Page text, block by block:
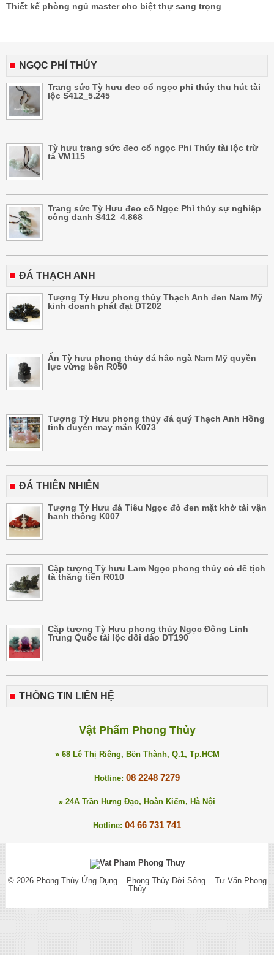
Thiết kế phòng ngủ master cho biệt thự sang trọng
NGỌC PHỈ THÚY
Trang sức Tỳ hưu đeo cổ ngọc phỉ thúy thu hút tài
lộc S412_5.245
Tỳ hưu trang sức đeo cổ ngọc Phỉ Thúy tài lộc trừ
tà VM115
Trang sức Tỳ Hưu đeo cổ Ngọc Phỉ thúy sự nghiệp
công danh S412_4.868
ĐÁ THẠCH ANH
Tượng Tỳ Hưu phong thủy Thạch Anh đen Nam Mỹ
kinh doanh phát đạt DT202
Ấn Tỳ hưu phong thủy đá hắc ngà Nam Mỹ quyền
lực vừng bền R050
Tượng Tỳ Hưu phong thủy đá quý Thạch Anh Hồng
tình duyên may mắn K073
ĐÁ THIÊN NHIÊN
Tượng Tỳ Hưu đá Tiêu Ngọc đỏ đen mặt khờ tài vận
hanh thông K007
Cặp tượng Tỳ hưu Lam Ngọc phong thủy có đế tịch
tà thăng tiến R010
Cặp tượng Tỳ Hưu phong thủy Ngọc Đông Linh
Trung Quốc tài lộc dồi dào DT190
THÔNG TIN LIÊN HỆ
Vật Phẩm Phong Thủy
» 68 Lê Thị Riêng, Bến Thành, Q.1, Tp.HCM
Hotline: 08 2248 7279
» 24A Trần Hưng Đạo, Hoàn Kiếm, Hà Nội
Hotline: 04 66 731 741
© 2026 Phong Thủy Ứng Dụng – Phong Thủy Đời Sống – Tư Vấn Phong
Thủy